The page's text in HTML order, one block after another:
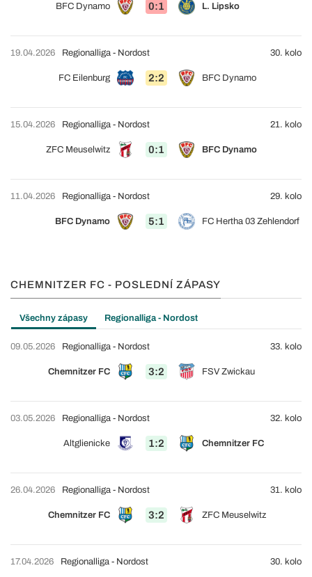
BFC Dynamo 0:1 L. Lipsko
19.04.2026
FC Eilenburg 2:2 BFC Dynamo
Regionalliga - Nordost 30. kolo
15.04.2026
ZFC Meuselwitz 0:1 BFC Dynamo
Regionalliga - Nordost 21. kolo
11.04.2026
BFC Dynamo 5:1 FC Hertha 03 Zehlendorf
Regionalliga - Nordost 29. kolo
CHEMNITZER FC - POSLEDNÍ ZÁPASY
Všechny zápasy Regionalliga - Nordost
09.05.2026
Chemnitzer FC 3:2 FSV Zwickau
Regionalliga - Nordost 33. kolo
03.05.2026
Altglienicke 1:2 Chemnitzer FC
Regionalliga - Nordost 32. kolo
26.04.2026
Chemnitzer FC 3:2 ZFC Meuselwitz
Regionalliga - Nordost 31. kolo
17.04.2026 Regionalliga - Nordost 30. kolo